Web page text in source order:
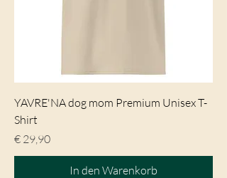
YAVRE'NA dog mom Premium Unisex T-
Shirt
Preis
€ 29,90
In den Warenkorb